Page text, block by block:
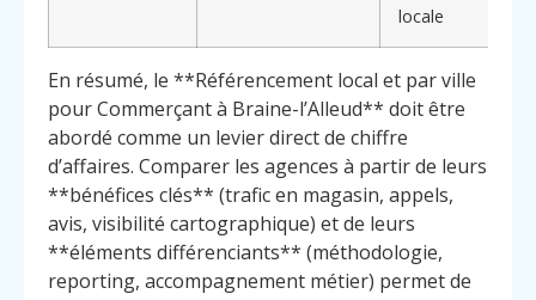
locale
En résumé, le **Référencement local et par ville
pour Commerçant à Braine-l’Alleud** doit être
abordé comme un levier direct de chiffre
d’affaires. Comparer les agences à partir de leurs
**bénéfices clés** (trafic en magasin, appels,
avis, visibilité cartographique) et de leurs
**éléments différenciants** (méthodologie,
reporting, accompagnement métier) permet de